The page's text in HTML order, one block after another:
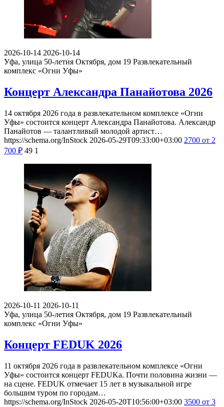
2026-10-14 2026-10-14
Уфа, улица 50-летия Октября, дом 19 Развлекательный
комплекс «Огни Уфы»
Концерт Александра Панайотова 2026
14 октября 2026 года в развлекательном комплексе «Огни
Уфы» состоится концерт Александра Панайотова. Александр
Панайотов — талантливый молодой артист…
https://schema.org/InStock 2026-05-29T09:33:00+03:00 2700 от 2
700 ₽ 49 1
2026-10-11 2026-10-11
Уфа, улица 50-летия Октября, дом 19 Развлекательный
комплекс «Огни Уфы»
Концерт FEDUK 2026
11 октября 2026 года в развлекательном комплексе «Огни
Уфы» состоится концерт FEDUKа. Почти половина жизни —
на сцене. FEDUK отмечает 15 лет в музыкальной игре
большим туром по городам…
https://schema.org/InStock 2026-05-20T10:56:00+03:00 3500 от 3